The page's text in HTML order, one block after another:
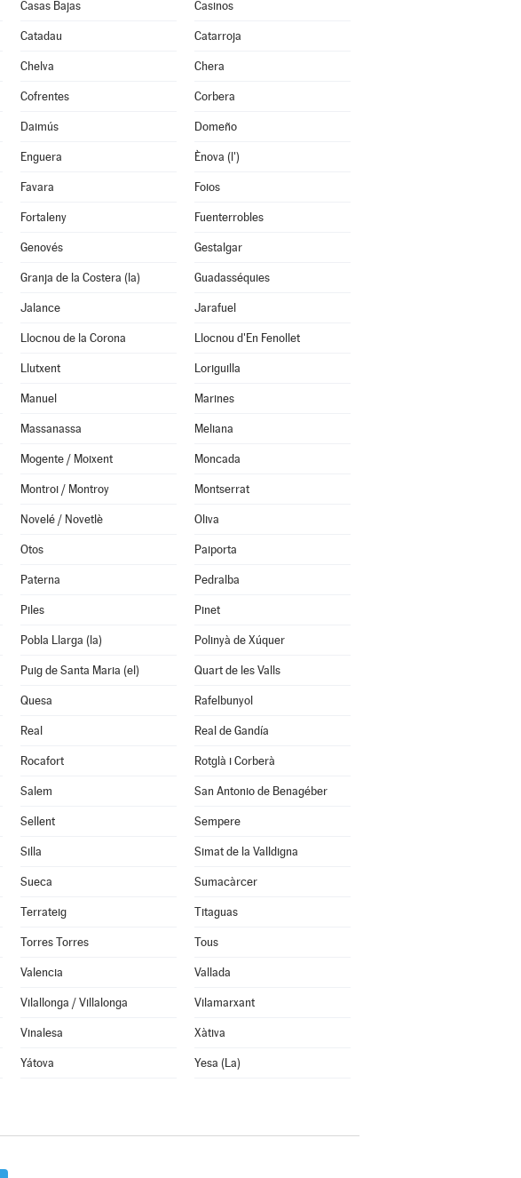
Casas Bajas Casinos
Catadau Catarroja
Chelva Chera
Cofrentes Corbera
Daimús Domeño
Enguera Ènova (l')
Favara Foios
Fortaleny Fuenterrobles
Genovés Gestalgar
Granja de la Costera (la) Guadasséquies
Jalance Jarafuel
Llocnou de la Corona Llocnou d'En Fenollet
Llutxent Loriguilla
Manuel Marines
Massanassa Meliana
Mogente / Moixent Moncada
Montroi / Montroy Montserrat
Novelé / Novetlè Oliva
Otos Paiporta
Paterna Pedralba
Piles Pinet
Pobla Llarga (la) Polinyà de Xúquer
Puig de Santa Maria (el) Quart de les Valls
Quesa Rafelbunyol
Real Real de Gandía
Rocafort Rotglà i Corberà
Salem San Antonio de Benagéber
Sellent Sempere
Silla Simat de la Valldigna
Sueca Sumacàrcer
Terrateig Titaguas
Torres Torres Tous
Valencia Vallada
Vilallonga / Villalonga Vilamarxant
Vinalesa Xàtiva
Yátova Yesa (La)